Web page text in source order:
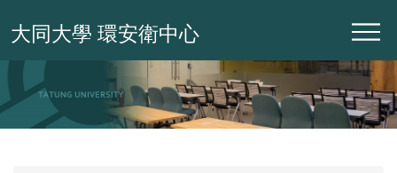
到
容
大同大學 環安衛中心